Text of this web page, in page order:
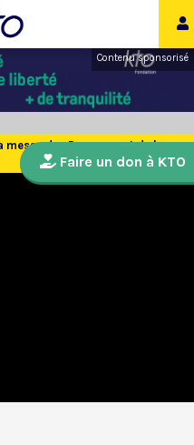
Contenu sponsorisé
des Rameaux et de la
Faire un don à KTO